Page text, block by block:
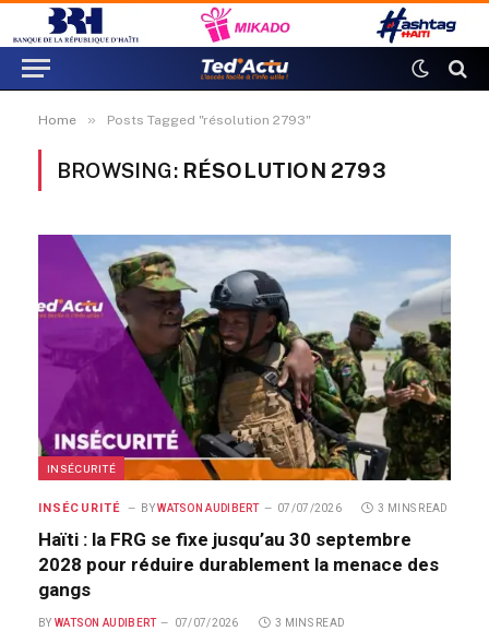
Home » Posts Tagged "résolution 2793"
BROWSING: RÉSOLUTION 2793
INSÉCURITÉ
INSÉCURITÉ BY WATSON AUDIBERT 07/07/2026 3 MINS READ
Haïti : la FRG se fixe jusqu’au 30 septembre
2028 pour réduire durablement la menace des
gangs
BY WATSON AUDIBERT 07/07/2026 3 MINS READ